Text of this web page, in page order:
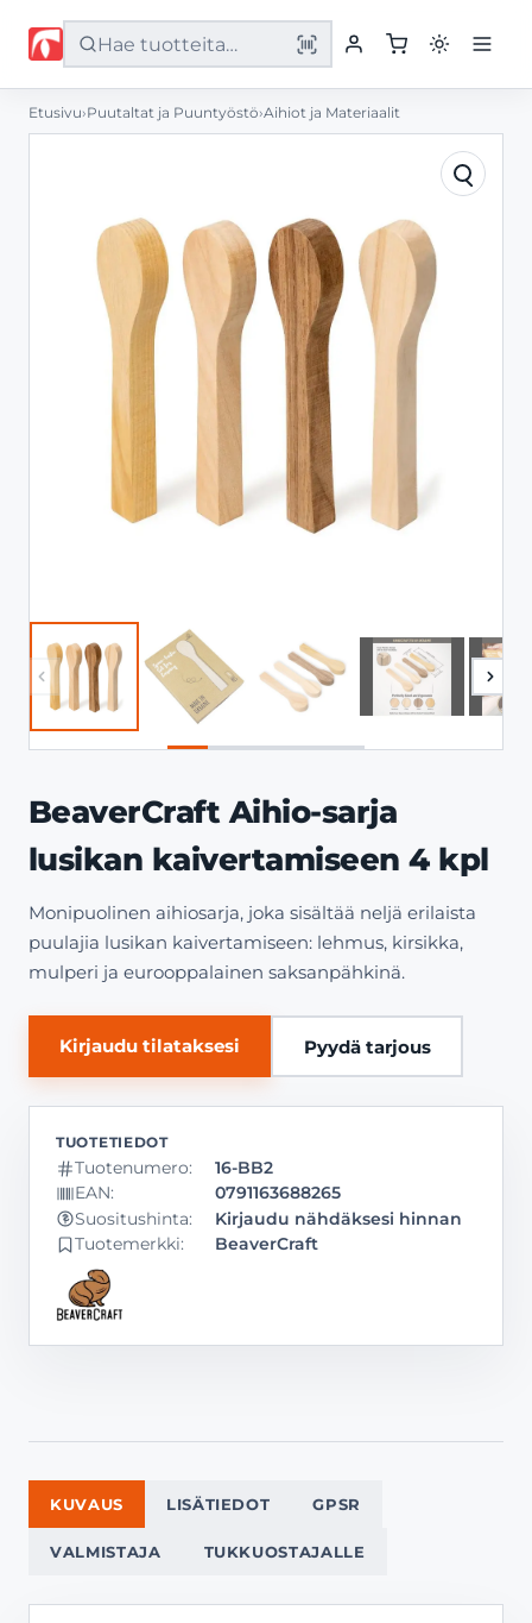
Etusivu
Palvelut
Yhteystiedot
Etusivu›Puutaltat ja Puuntyöstö›Aihiot ja Materiaalit
BeaverCraft Aihio-sarja
lusikan kaivertamiseen 4 kpl
Monipuolinen aihiosarja, joka sisältää neljä erilaista
puulajia lusikan kaivertamiseen: lehmus, kirsikka,
mulperi ja eurooppalainen saksanpähkinä.
Kirjaudu tilataksesi Pyydä tarjous
Tuotenumero:
16-BB2
EAN:
0791163688265
Suositushinta:
Kirjaudu nähdäksesi hinnan
Tuotemerkki: BeaverCraft
KUVAUS LISÄTIEDOT GPSR
VALMISTAJA TUKKUOSTAJALLE